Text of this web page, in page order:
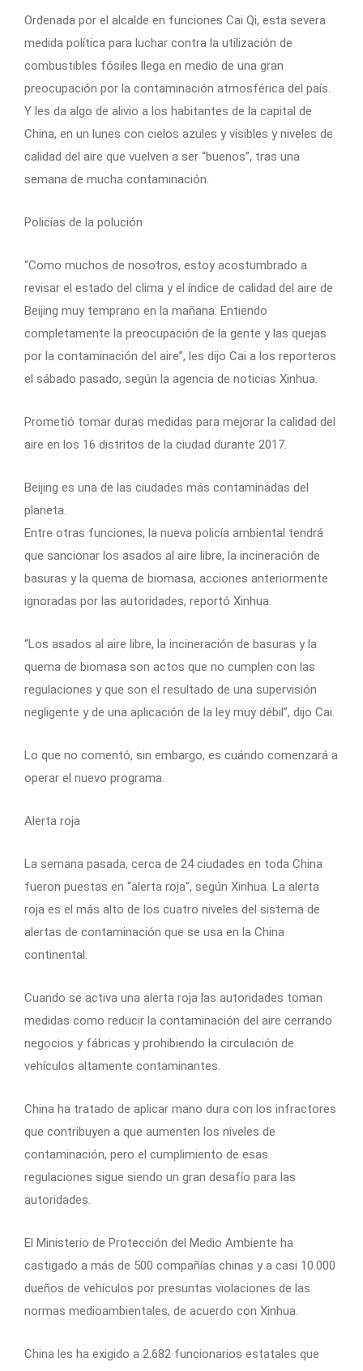
Ordenada por el alcalde en funciones Cai Qi, esta severa
medida política para luchar contra la utilización de
combustibles fósiles llega en medio de una gran
preocupación por la contaminación atmosférica del país.
Y les da algo de alivio a los habitantes de la capital de
China, en un lunes con cielos azules y visibles y niveles de
calidad del aire que vuelven a ser “buenos”, tras una
semana de mucha contaminación.
Policías de la polución
“Como muchos de nosotros, estoy acostumbrado a
revisar el estado del clima y el índice de calidad del aire de
Beijing muy temprano en la mañana. Entiendo
completamente la preocupación de la gente y las quejas
por la contaminación del aire”, les dijo Cai a los reporteros
el sábado pasado, según la agencia de noticias Xinhua.
Prometió tomar duras medidas para mejorar la calidad del
aire en los 16 distritos de la ciudad durante 2017.
Beijing es una de las ciudades más contaminadas del
planeta.
Entre otras funciones, la nueva policía ambiental tendrá
que sancionar los asados al aire libre, la incineración de
basuras y la quema de biomasa, acciones anteriormente
ignoradas por las autoridades, reportó Xinhua.
“Los asados al aire libre, la incineración de basuras y la
quema de biomasa son actos que no cumplen con las
regulaciones y que son el resultado de una supervisión
negligente y de una aplicación de la ley muy débil”, dijo Cai.
Lo que no comentó, sin embargo, es cuándo comenzará a
operar el nuevo programa.
Alerta roja
La semana pasada, cerca de 24 ciudades en toda China
fueron puestas en “alerta roja”, según Xinhua. La alerta
roja es el más alto de los cuatro niveles del sistema de
alertas de contaminación que se usa en la China
continental.
Cuando se activa una alerta roja las autoridades toman
medidas como reducir la contaminación del aire cerrando
negocios y fábricas y prohibiendo la circulación de
vehículos altamente contaminantes.
China ha tratado de aplicar mano dura con los infractores
que contribuyen a que aumenten los niveles de
contaminación, pero el cumplimiento de esas
regulaciones sigue siendo un gran desafío para las
autoridades.
El Ministerio de Protección del Medio Ambiente ha
castigado a más de 500 compañías chinas y a casi 10.000
dueños de vehículos por presuntas violaciones de las
normas medioambientales, de acuerdo con Xinhua.
China les ha exigido a 2.682 funcionarios estatales que